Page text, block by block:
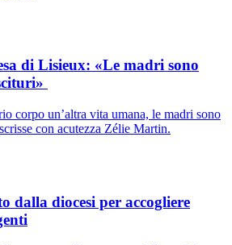
di Lisieux: «Le madri sono
corpo un’altra vita umana, le madri sono
con acutezza Zélie Martin.
dalla diocesi per accogliere